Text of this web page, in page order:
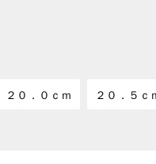
２０．０ｃｍ ２０．５ｃ